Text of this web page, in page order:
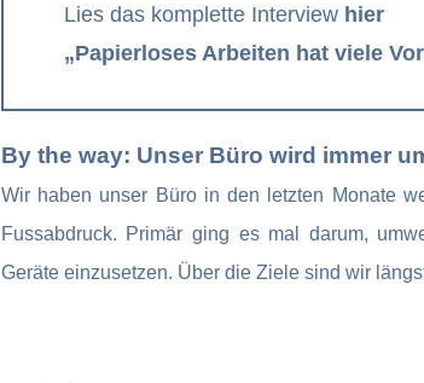
Lies das komplette Interview hier
„Papierloses Arbeiten hat viele
By the way: Unser Büro wird immer
Wir haben unser Büro in den letzten Monate
Fussabdruck. Primär ging es mal darum,
Geräte einzusetzen. Über die Ziele sind wir